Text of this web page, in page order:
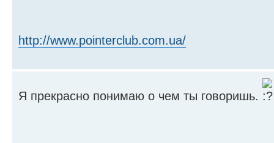
http://www.pointerclub.com.ua/
Я прекрасно понимаю о чем ты говоришь.